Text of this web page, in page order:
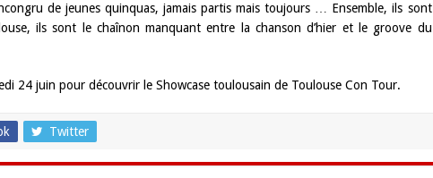
de jeunes quinquas, jamais partis mais toujours … Ensemble, ils sont
ils sont le chaînon manquant entre la chanson d’hier et le groove du
24 juin pour découvrir le Showcase toulousain de Toulouse Con Tour.
Twitter